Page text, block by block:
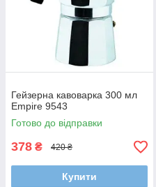
Гейзерна кавоварка 300 мл
Empire 9543
Готово до відправки
378 ₴ 420 ₴
Купити